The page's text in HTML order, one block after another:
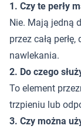
1. Czy te perły
Nie. Mają jedną
przez całą
nawlekania.
2. Do czego
To element
trzpieniu lub
3. Czy można